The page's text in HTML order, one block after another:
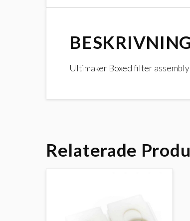
Ultimaker Boxed filter
Relaterade